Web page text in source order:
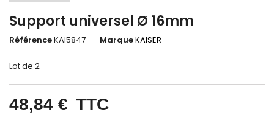
Support universel Ø 16mm
RéférenceKAI5847 MarqueKAISER
Lot de 2
48,84 € TTC